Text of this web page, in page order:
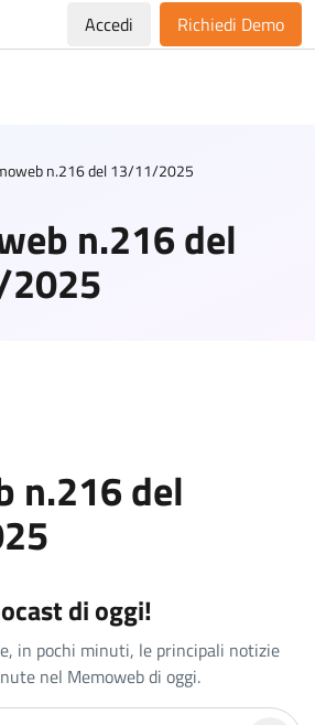
Accedi Richiedi Demo
n.216 del 13/11/2025
n.216 del
n.216 del
di oggi!
in pochi minuti, le principali notizie
nel Memoweb di oggi.